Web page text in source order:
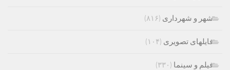
شهر و شهرداری (۸۱۶)
فایلهای تصویری (۱۰۴)
فیلم و سینما (۳۳۰)